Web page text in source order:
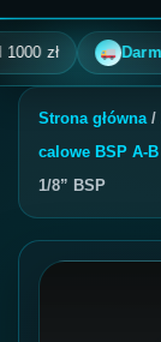
zł
Strona główna/
calowe BSP A-
1/8” BSP